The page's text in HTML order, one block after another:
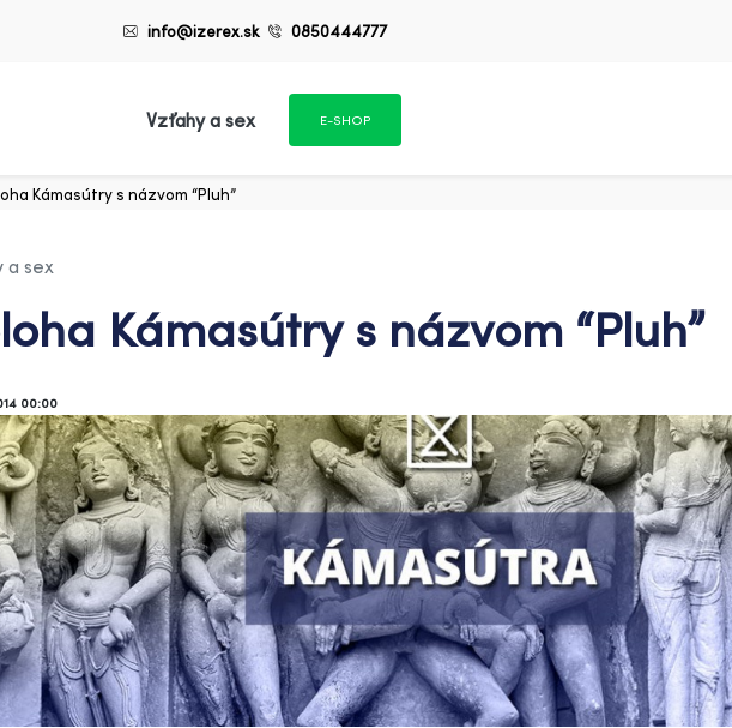
info@izerex.sk 0850444777
Vzťahy a sex E-SHOP
Kámasútry s názvom “Pluh”
a sex
Kámasútry s názvom “Pluh”
00:00